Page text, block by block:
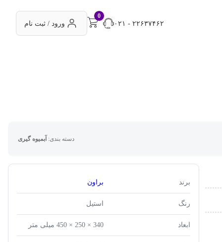
۰۲۱ - ۲۲۶۳۷۴۶۲
0
ورود / ثبت نام
دسته بندی: آبمیوه گیری
برند براون
رنگ استیل
ابعاد 340 × 250 × 450 میلی متر